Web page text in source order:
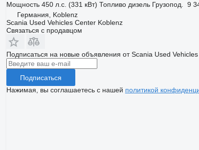
Мощность 450 л.с. (331 кВт) Топливо дизель Грузопод. 9
Германия, Koblenz
Scania Used Vehicles Center Koblenz
Связаться с продавцом
Подписаться на новые объявления от Scania Used
Подписаться
Нажимая, вы соглашаетесь с нашей политикой